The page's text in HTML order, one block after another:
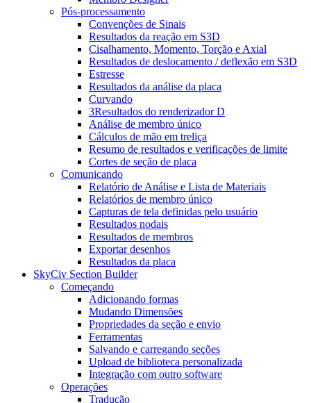
Pós-processamento
Convenções de Sinais
Resultados da reação em S3D
Cisalhamento, Momento, Torção e Axial
Resultados de deslocamento / deflexão em S3D
Estresse
Resultados da análise da placa
Curvando
3Resultados do renderizador D
Análise de membro único
Cálculos de mão em treliça
Resumo de resultados e verificações de limite
Cortes de seção de placa
Comunicando
Relatório de Análise e Lista de Materiais
Relatórios de membro único
Capturas de tela definidas pelo usuário
Resultados nodais
Resultados de membros
Exportar desenhos
Resultados da placa
SkyCiv Section Builder
Começando
Adicionando formas
Mudando Dimensões
Propriedades da seção e envio
Ferramentas
Salvando e carregando seções
Upload de biblioteca personalizada
Integração com outro software
Operações
Tradução